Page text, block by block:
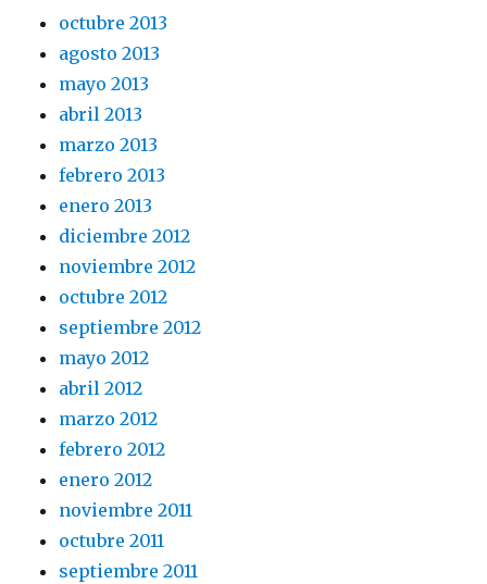
octubre 2013
agosto 2013
mayo 2013
abril 2013
marzo 2013
febrero 2013
enero 2013
diciembre 2012
noviembre 2012
octubre 2012
septiembre 2012
mayo 2012
abril 2012
marzo 2012
febrero 2012
enero 2012
noviembre 2011
octubre 2011
septiembre 2011